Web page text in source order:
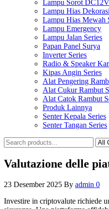
Lampu Sorot
Lampu Hias
Lampu Hias Mewah
Lampu Emergency
Lampu Jalan Series
Papan Panel Surya
Inverter Series
Radio & Speaker
Kipas Angin Series
Alat Pengering
Alat Cukur Rambut
Alat Catok Rambut
Produk Lainnya
Senter Kepala Series
Senter Tangan Series
Valutazione delle
23 Desember 2025 By admin 0
Investire in criptovalute richiede